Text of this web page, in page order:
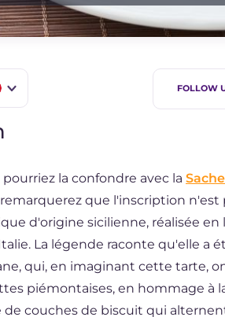
ES
BR
NL
FOLLOW
la confondre avec la
que l'inscription n'est
d'origine sicilienne, réalisée
La légende raconte qu'elle a
qui, en imaginant cette tarte,
piémontaises, en hommage à
de couches de biscuit qui